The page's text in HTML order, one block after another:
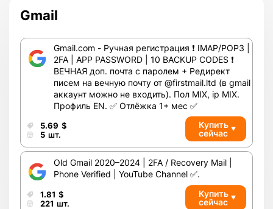
Gmail
Gmail.com - Ручная регистрация ❗️ IMAP/POP3 |
2FA | APP PASSWORD | 10 BACKUP CODES ❗️
ВЕЧНАЯ доп. почта с паролем + Редирект
писем на вечную почту от @firstmail.ltd (в gmail
аккаунт можно не входить). Пол MIX, ip MIX.
Профиль EN. ✅ Отлёжка 1+ мес ✅
5.69 $
5 шт.
Купить
сейчас
Old Gmail 2020–2024 | 2FA / Recovery Mail |
Phone Verified | YouTube Channel ✅.
1.81 $
221 шт.
Купить
сейчас